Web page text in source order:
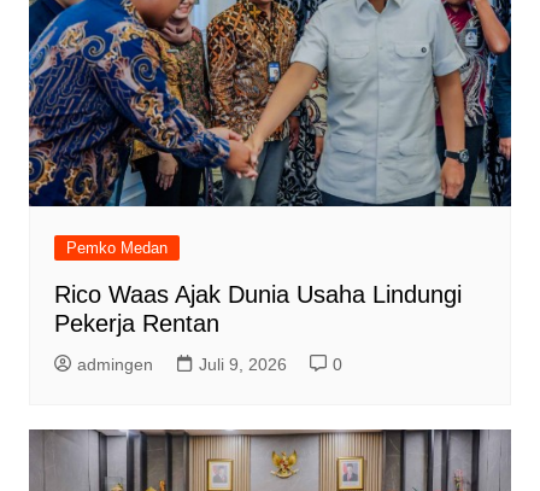
Pemko Medan
Rico Waas Ajak Dunia Usaha Lindungi
Pekerja Rentan
admingen Juli 9, 2026 0